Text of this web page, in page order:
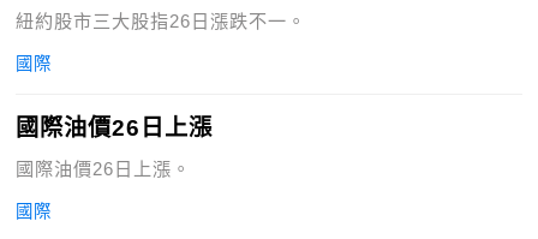
紐約股市三大股指26日漲跌不一。
國際
國際油價26日上漲
國際油價26日上漲。
國際